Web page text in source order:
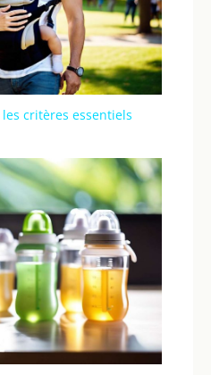
transpiration
excessive du corps de
bébé. Les matériaux
sont
hypoallergéniques.
housse du coussin du
retirée et lavée à la
main
critères essentiels